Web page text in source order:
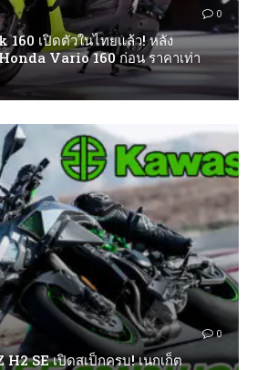
0
เปิดตัวในไทยแล้ว! หลัง
Vario 160 ก่อน ราคาเท่า
0
SE เปิดสเป็กครบ! เนกเก็ต